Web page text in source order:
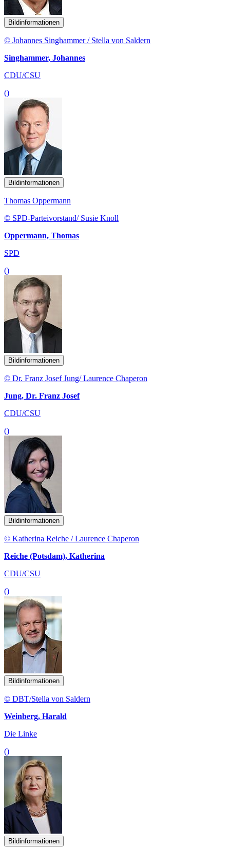
Bildinformationen
© Johannes Singhammer / Stella von Saldern
Singhammer, Johannes
CDU/CSU
()
Bildinformationen
Thomas Oppermann
© SPD-Parteivorstand/ Susie Knoll
Oppermann, Thomas
SPD
()
Bildinformationen
© Dr. Franz Josef Jung/ Laurence Chaperon
Jung, Dr. Franz Josef
CDU/CSU
()
Bildinformationen
© Katherina Reiche / Laurence Chaperon
Reiche (Potsdam), Katherina
CDU/CSU
()
Bildinformationen
© DBT/Stella von Saldern
Weinberg, Harald
Die Linke
()
Bildinformationen